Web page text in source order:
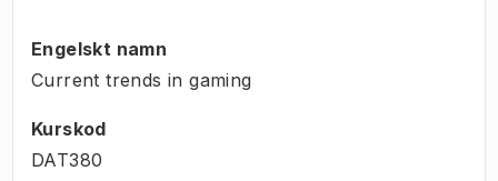
Engelskt namn
Current trends in gaming
Kurskod
DAT380